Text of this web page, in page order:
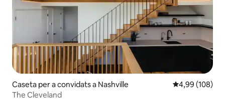
Caseta per a convidats a Nashville 4,99 de
4,99 (108)
The Cleveland